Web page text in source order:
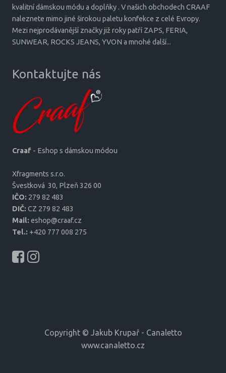
kvalitní dámskou módu a doplňky . V našich obchodech CRAAF
naleznete mimo jiné širokou paletu konfekce z celé Evropy.
Mezi nejprodávanější značky již roky patří ZAPS, FERIA,
SUNWEAR, ROCKS JEANS, YVON a mnohé další...
Kontaktujte nás
Craaf - Eshop s dámskou módou
Xfragments s.r.o.
Šves­tková 30, Plzeň 326 00
IČO: 279 82 483
DIČ: CZ 279 82 483
Mail: eshop@craaf.cz
Tel.: +420 777 008 275
Copyright © Jakub Krupař - Canaletto
www.canaletto.cz